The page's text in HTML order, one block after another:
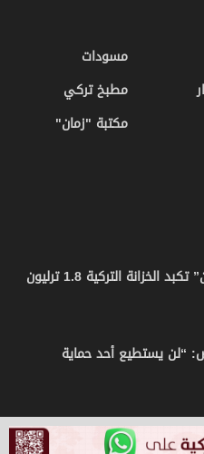
مسودات
مطبخ تركي
مكتبة "زمان"
فاتورة “خدمة الدين” تكبد الخزانة التركية 1.8 ترليون
“لن يستطيع أحد حماية